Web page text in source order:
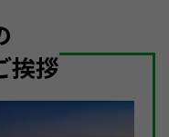
挨拶